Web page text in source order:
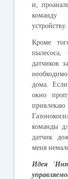
и
команду
устройству.
Кроме
пылесоса
датчиков за
необходимо
дома
Если
окно
привлекаю
команды
датчик
меня
Идея '